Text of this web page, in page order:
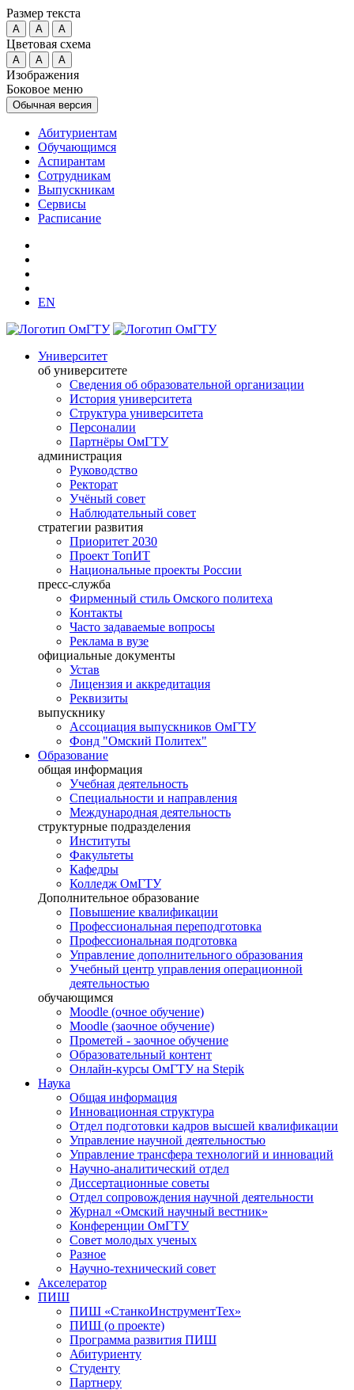
Размер текста
A A A
Цветовая схема
A A A
Изображения
Боковое меню
Обычная версия
Абитуриентам
Обучающимся
Аспирантам
Сотрудникам
Выпускникам
Сервисы
Расписание
EN
Университет
об университете
Сведения об образовательной организации
История университета
Структура университета
Персоналии
Партнёры ОмГТУ
администрация
Руководство
Ректорат
Учёный совет
Наблюдательный совет
стратегии развития
Приоритет 2030
Проект ТопИТ
Национальные проекты России
пресс-служба
Фирменный стиль Омского политеха
Контакты
Часто задаваемые вопросы
Реклама в вузе
официальные документы
Устав
Лицензия и аккредитация
Реквизиты
выпускнику
Ассоциация выпускников ОмГТУ
Фонд "Омский Политех"
Образование
общая информация
Учебная деятельность
Специальности и направления
Международная деятельность
структурные подразделения
Институты
Факультеты
Кафедры
Колледж ОмГТУ
Дополнительное образование
Повышение квалификации
Профессиональная переподготовка
Профессиональная подготовка
Управление дополнительного образования
Учебный центр управления операционной
деятельностью
обучающимся
Moodle (очное обучение)
Moodle (заочное обучение)
Прометей - заочное обучение
Образовательный контент
Онлайн-курсы ОмГТУ на Stepik
Наука
Общая информация
Инновационная структура
Отдел подготовки кадров высшей квалификации
Управление научной деятельностью
Управление трансфера технологий и инноваций
Научно-аналитический отдел
Диссертационные советы
Отдел сопровождения научной деятельности
Журнал «Омский научный вестник»
Конференции ОмГТУ
Совет молодых ученых
Разное
Научно-технический совет
Акселератор
ПИШ
ПИШ «СтанкоИнструментТех»
ПИШ (о проекте)
Программа развития ПИШ
Абитуриенту
Студенту
Партнеру